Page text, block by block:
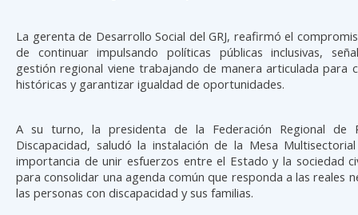
La gerenta de Desarrollo Social del GRJ, reafirmó el
de continuar impulsando políticas públicas inclusivas,
gestión regional viene trabajando de manera articulada para
históricas y garantizar igualdad de oportunidades.
A su turno, la presidenta de la Federación Regional de
Discapacidad, saludó la instalación de la Mesa
importancia de unir esfuerzos entre el Estado y la sociedad
para consolidar una agenda común que responda a las reales
las personas con discapacidad y sus familias.